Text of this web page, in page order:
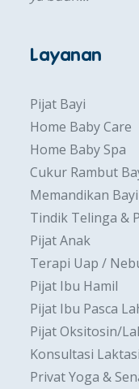
Layanan
Pijat Bayi
Home Baby Care
Home Baby Spa
Cukur Rambut
Memandikan
Tindik Telinga &
Pijat Anak
Terapi Uap /
Pijat Ibu Hamil
Pijat Ibu Pasca
Pijat Oksitosin/
Konsultasi
Privat Yoga &